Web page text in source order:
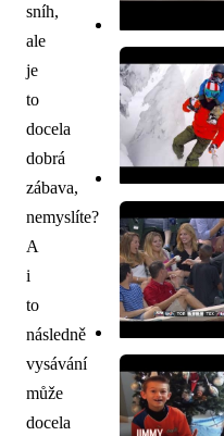
sníh,
ale
je
to
docela
dobrá
zábava,
nemyslíte?
A
i
to
následně
vysávání
může
docela